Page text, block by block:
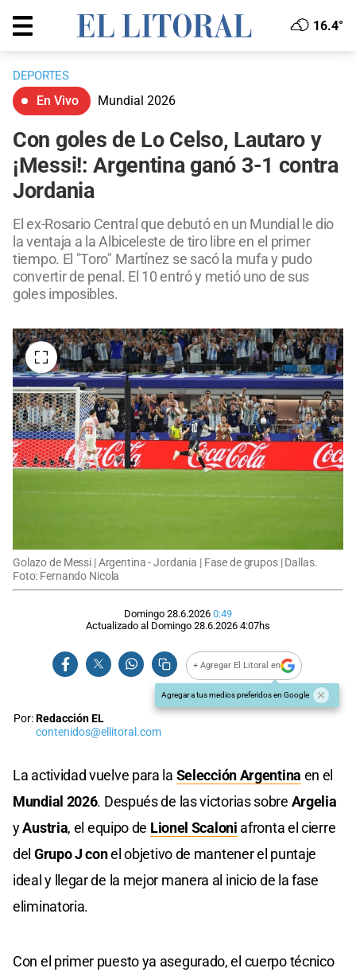
16.4°
DEPORTES
En Vivo Mundial 2026
Con goles de Lo Celso, Lautaro y
¡Messi!: Argentina ganó 3-1 contra
Jordania
El ex-Rosario Central que debutó en un Mundial le dio
la ventaja a la Albiceleste de tiro libre en el primer
tiempo. El "Toro" Martínez se sacó la mufa y pudo
convertir de penal. El 10 entró y metió uno de sus
goles imposibles.
Golazo de Messi | Argentina - Jordania | Fase de grupos | Dallas.
Foto: Fernando Nicola
Domingo 28.6.2026 0:49
Actualizado al Domingo 28.6.2026 4:07hs
+ Agregar El Litoral en
Agregar a tus medios preferidos en Google
Por:Redacción EL
contenidos@ellitoral.com
La actividad vuelve para la Selección Argentina en el
Mundial 2026. Después de las victorias sobre Argelia
yAustria, el equipo de Lionel Scaloni afronta el cierre
del Grupo J conel objetivo de mantener el puntaje
ideal y llegar de la mejor manera al inicio de la fase
eliminatoria.
Con el primer puesto ya asegurado, el cuerpo técnico